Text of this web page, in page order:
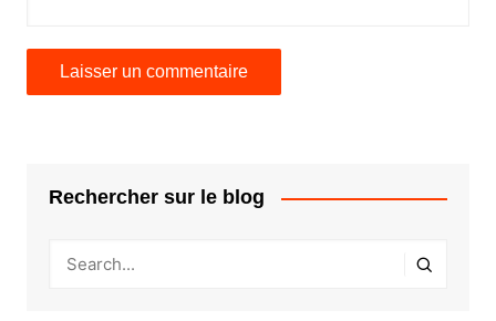
Rechercher sur le blog